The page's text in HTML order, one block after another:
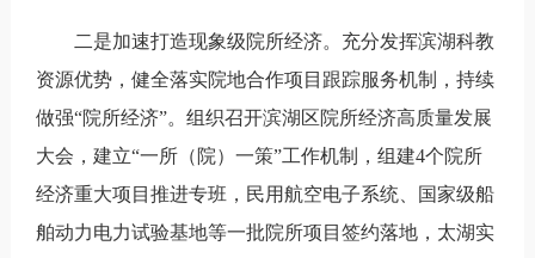
二是加速打造现象级院所经济。充分发挥滨湖科教
资源优势，健全落实院地合作项目跟踪服务机制，持续
做强“院所经济”。组织召开滨湖区院所经济高质量发展
大会，建立“一所（院）一策”工作机制，组建4个院所
经济重大项目推进专班，民用航空电子系统、国家级船
舶动力电力试验基地等一批院所项目签约落地，太湖实